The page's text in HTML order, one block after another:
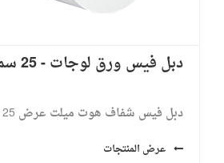
دبل فيس ورق لوجات - 25 سم
دبل فيس شفاف هوت ميلت عرض 25 سم - طول 45 متر
عرض المنتجات